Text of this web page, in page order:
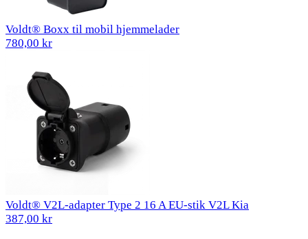
Voldt® Boxx til mobil hjemmelader
780,00 kr
Voldt® V2L-adapter Type 2 16 A EU-stik V2L Kia
387,00 kr